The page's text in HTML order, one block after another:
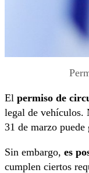
El permiso de
legal de vehículos.
31 de marzo puede
Sin embargo, es
cumplen ciertos